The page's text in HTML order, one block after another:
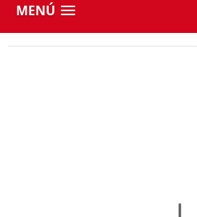
MENÚ